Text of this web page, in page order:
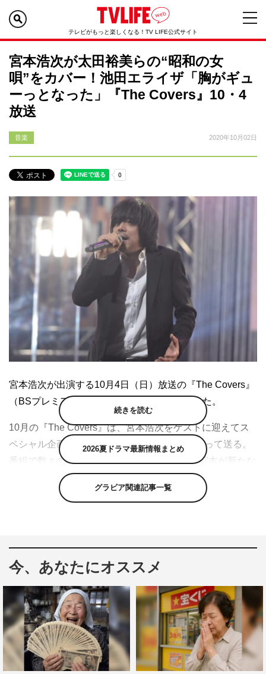
テレビがもっと楽しくなる！TV LIFE公式サイト
宮本浩次が太田裕美らの“昭和の女
唄”をカバー！池田エライザ「胸がギュ
ーっとなった」『The Covers』10・4
放送
音楽 2020年10月02日
宮本浩次が出演する10月4日（日）放送の『The Covers』
（BSプレミアム）の放送内容の詳細が分かった。
10月の『The Covers』は、宮本浩次をゲストに迎えてス
ペシャル企画「宮本浩次ナイト！」を2週に渡って送る。
番組で数々の歌姫名曲カバーを披露してきた宮本が新たな
「昭和の女唄」カバーに挑む。
第1夜となる10月4日は、「『昭和の歌姫、名曲を歌う』
で披露する。
続きを読む
2026夏ドラマ最新情報まとめ
グラビア関連記事一覧
今、あなたにオススメ